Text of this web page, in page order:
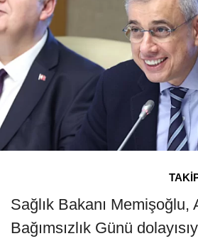
Sağlık Bakanı Memişoğlu,
Bağımsızlık Günü